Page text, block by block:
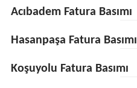
Acıbadem Fatura Basımı
Hasanpaşa Fatura Basımı
Koşuyolu Fatura Basımı